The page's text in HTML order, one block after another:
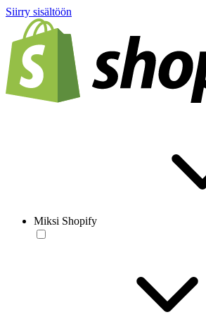
Siirry sisältöön
Miksi Shopify